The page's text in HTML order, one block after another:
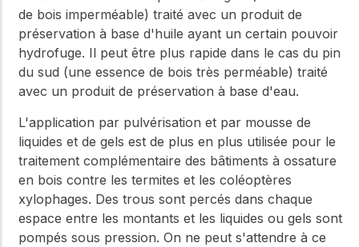
de bois imperméable) traité avec un produit de
préservation à base d'huile ayant un certain pouvoir
hydrofuge. Il peut être plus rapide dans le cas du pin
du sud (une essence de bois très perméable) traité
avec un produit de préservation à base d'eau.
L'application par pulvérisation et par mousse de
liquides et de gels est de plus en plus utilisée pour le
traitement complémentaire des bâtiments à ossature
en bois contre les termites et les coléoptères
xylophages. Des trous sont percés dans chaque
espace entre les montants et les liquides ou gels sont
pompés sous pression. On ne peut s'attendre à ce